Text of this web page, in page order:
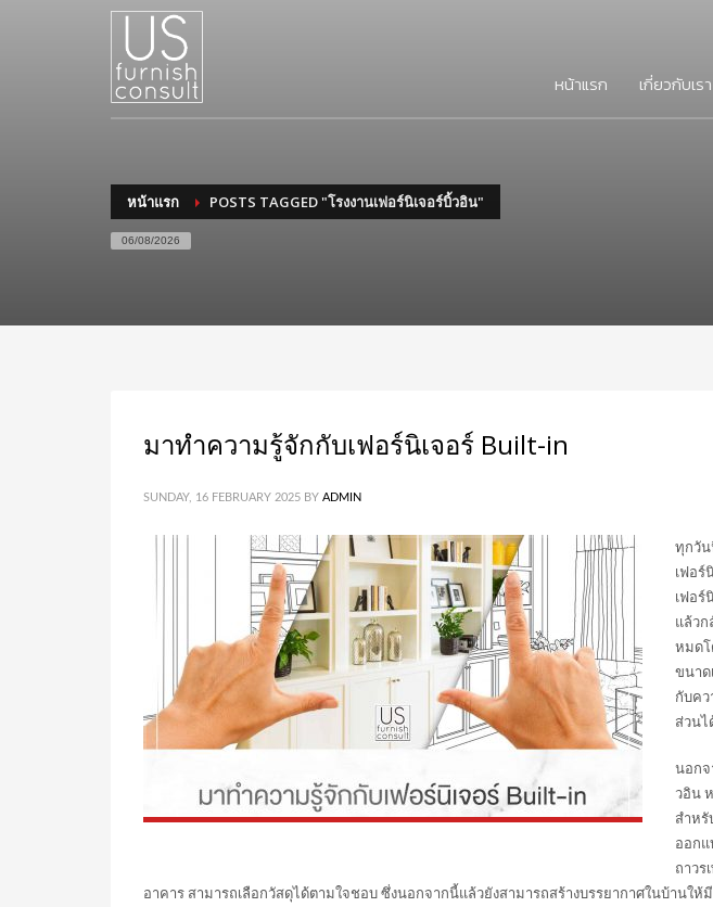
หน้าแรก เกี่ยวกับเรา
หน้าแรก POSTS TAGGED "โรงงานเฟอร์นิเจอร์บิ้วอิน"
06/08/2026
มาทำความรู้จักกับเฟอร์นิเจอร์ Built-in
SUNDAY, 16 FEBRUARY 2025 BY ADMIN
ทุกวัน
เฟอร์
เฟอร์
แล้ว
หมด
ขนา
กับค
ส่วนไ
นอกจ
วอิน
สำห
ออก
ถาวร
อาคาร สามารถเลือกวัสดุได้ตามใจชอบ ซึ่งนอกจากนี้แล้วยังสามารถสร้างบรรยากาศในบ้านใ